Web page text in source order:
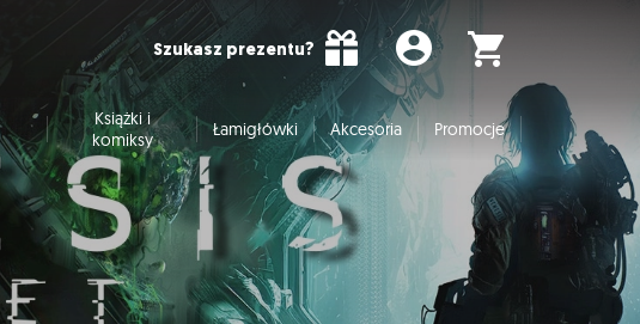
Szukasz prezentu?
Książki i
komiksy
Łamigłówki Akcesoria Promocje